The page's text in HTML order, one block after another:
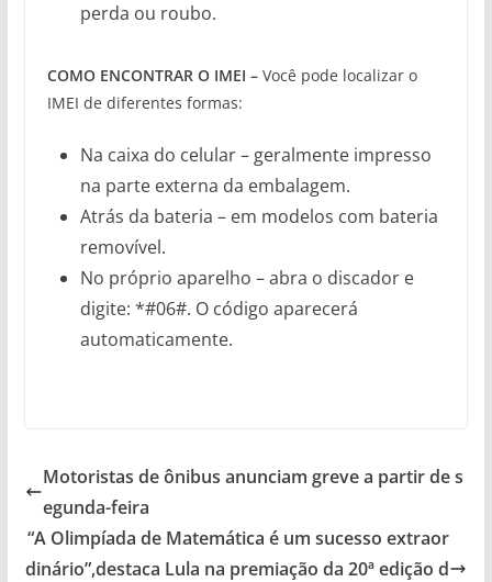
perda ou roubo.
COMO ENCONTRAR O IMEI –Você pode localizar o
IMEI de diferentes formas:
Na caixa do celular – geralmente impresso
na parte externa da embalagem.
Atrás da bateria – em modelos com bateria
removível.
No próprio aparelho – abra o discador e
digite: *#06#. O código aparecerá
automaticamente.
Motoristas de ônibus anunciam greve a partir de s
egunda-feira
“A Olimpíada de Matemática é um sucesso extraor
dinário”,destaca Lula na premiação da 20ª edição d